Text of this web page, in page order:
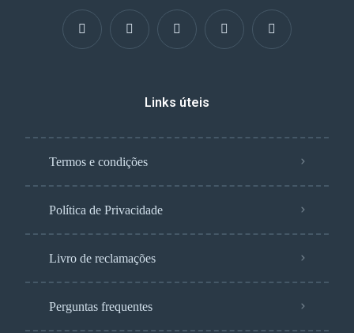
Links úteis
Termos e condições
Política de Privacidade
Livro de reclamações
Perguntas frequentes